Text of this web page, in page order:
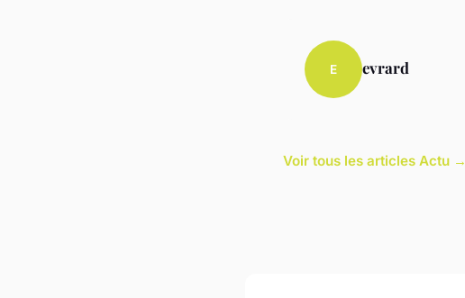
E evrard
Voir tous les articles Actu →